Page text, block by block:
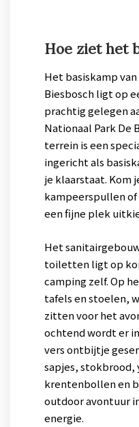
Hoe ziet het
Het basiskamp
Biesbosch ligt op
prachtig gelegen
Nationaal Park De
terrein is een
ingericht als
je klaarstaat. Kom
kampeerspullen of
een fijne plek
Het
toiletten ligt op
camping zelf. Op
tafels en stoelen,
zitten voor het
ochtend wordt er
vers ontbijtje
sapjes, stokbrood,
krentenbollen en
outdoor avontuur
energie.